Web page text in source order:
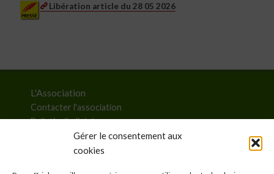
Gérer le consentement aux
cookies
Libération article du 28 05 2026
L'Association
Contacter l'association
Bulletin d'adhésion
Liste des membres